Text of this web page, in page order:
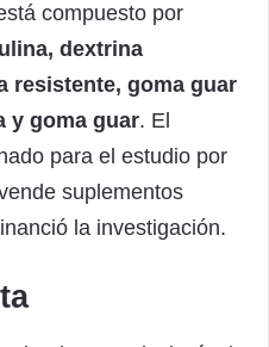
compuesto por
dextrina
resistente, goma guar
y goma guar. El
para el estudio por
suplementos
la investigación.